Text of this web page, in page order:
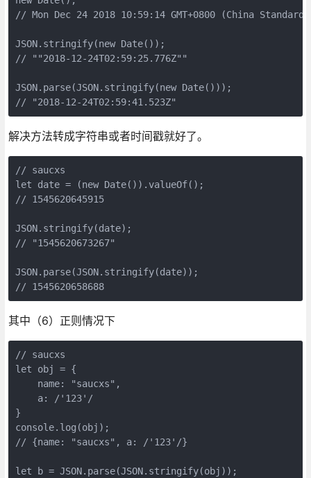
// Mon Dec 24 2018 10:59:14 GMT+0800 (China Standard
JSON.stringify(new Date());
// ""2018-12-24T02:59:25.776Z""
JSON.parse(JSON.stringify(new Date()));
// "2018-12-24T02:59:41.523Z"
解决方法转成字符串或者时间戳就好了。
// saucxs
let date = (new Date()).valueOf();
// 1545620645915
JSON.stringify(date);
// "1545620673267"
JSON.parse(JSON.stringify(date));
// 1545620658688
其中（6）正则情况下
// saucxs
let obj = {
    name: "saucxs",
    a: /'123'/
}
console.log(obj);
// {name: "saucxs", a: /'123'/}
let b = JSON.parse(JSON.stringify(obj));